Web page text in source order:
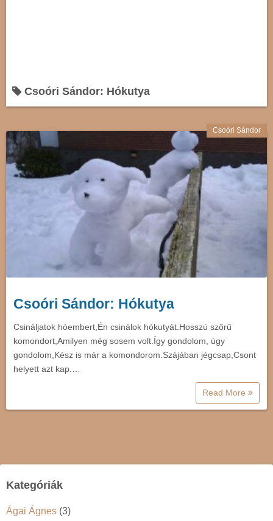
Csoóri Sándor: Hókutya
Csoóri Sándor
Csoóri Sándor: Hókutya
Csináljatok hóembert,Én csinálok hókutyát.Hosszú szőrű
komondort,Amilyen még sosem volt.Így gondolom, úgy
gondolom,Kész is már a komondorom.Szájában jégcsap,Csont
helyett azt kap.…
Read More
Kategóriák
Ágai Ágnes (3)